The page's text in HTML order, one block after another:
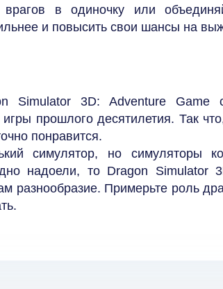
врагов в одиночку или
и повысить свои шансы на
Simulator 3D: Adventure Game
прошлого десятилетия. Так
понравится.
симулятор, но симуляторы
надоели, то Dragon Simulator
разнообразие. Примерьте роль